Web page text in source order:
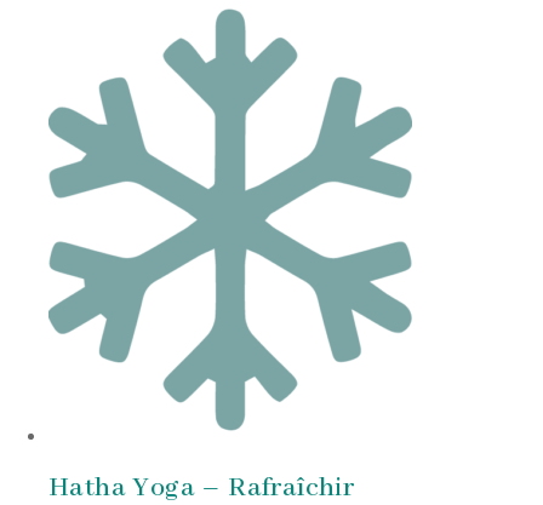
Hatha Yoga – Rafraîchir